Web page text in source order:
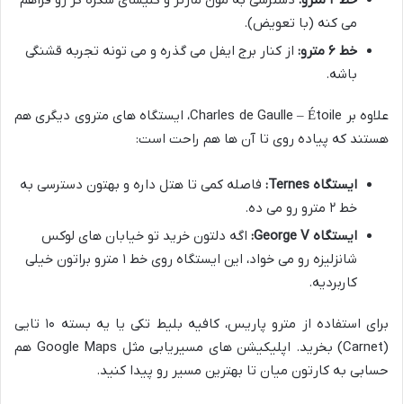
می کنه (با تعویض).
خط ۶ مترو:
از کنار برج ایفل می گذره و می تونه تجربه قشنگی
باشه.
علاوه بر Charles de Gaulle – Étoile، ایستگاه های متروی دیگری هم
هستند که پیاده روی تا آن ها هم راحت است:
ایستگاه Ternes:
فاصله کمی تا هتل داره و بهتون دسترسی به
خط ۲ مترو رو می ده.
ایستگاه George V:
اگه دلتون خرید تو خیابان های لوکس
شانزلیزه رو می خواد، این ایستگاه روی خط ۱ مترو براتون خیلی
کاربردیه.
برای استفاده از مترو پاریس، کافیه بلیط تکی یا یه بسته ۱۰ تایی
(Carnet) بخرید. اپلیکیشن های مسیریابی مثل Google Maps هم
حسابی به کارتون میان تا بهترین مسیر رو پیدا کنید.